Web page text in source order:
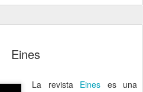
Eines
La revista Eines es una